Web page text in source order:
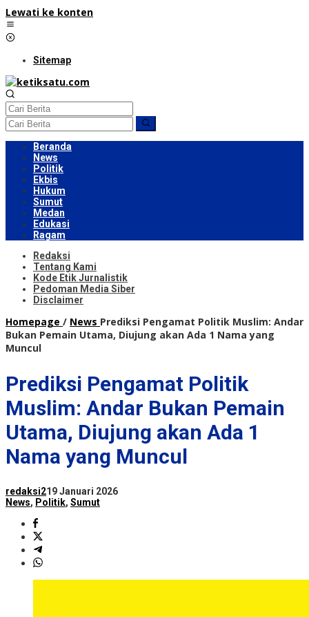
Lewati ke konten
Sitemap
Beranda
News
Politik
Ekbis
Hukum
Sumut
Medan
Edukasi
Ragam
Redaksi
Tentang Kami
Kode Etik Jurnalistik
Pedoman Media Siber
Disclaimer
Homepage / News Prediksi Pengamat Politik Muslim: Andar
Bukan Pemain Utama, Diujung akan Ada 1 Nama yang
Muncul
Prediksi Pengamat Politik
Muslim: Andar Bukan Pemain
Utama, Diujung akan Ada 1
Nama yang Muncul
redaksi219 Januari 2026
News, Politik, Sumut